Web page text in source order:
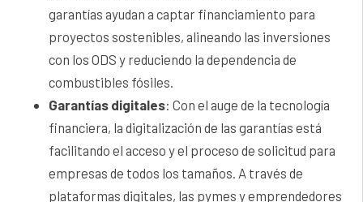
garantías ayudan a captar financiamiento para
proyectos sostenibles, alineando las inversiones
con los ODS y reduciendo la dependencia de
combustibles fósiles.
Garantías digitales: Con el auge de la tecnología
financiera, la digitalización de las garantías está
facilitando el acceso y el proceso de solicitud para
empresas de todos los tamaños. A través de
plataformas digitales, las pymes y emprendedores